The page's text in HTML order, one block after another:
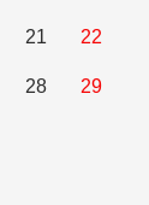
21 22
28 29